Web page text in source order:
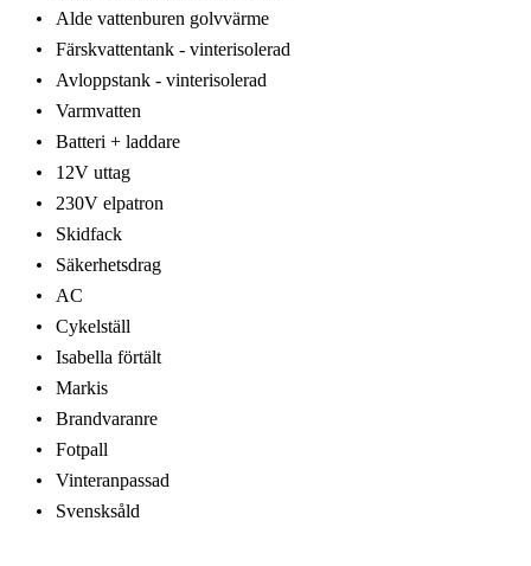
Alde vattenburen golvvärme
Färskvattentank - vinterisolerad
Avloppstank - vinterisolerad
Varmvatten
Batteri + laddare
12V uttag
230V elpatron
Skidfack
Säkerhetsdrag
AC
Cykelställ
Isabella förtält
Markis
Brandvaranre
Fotpall
Vinteranpassad
Svensksåld